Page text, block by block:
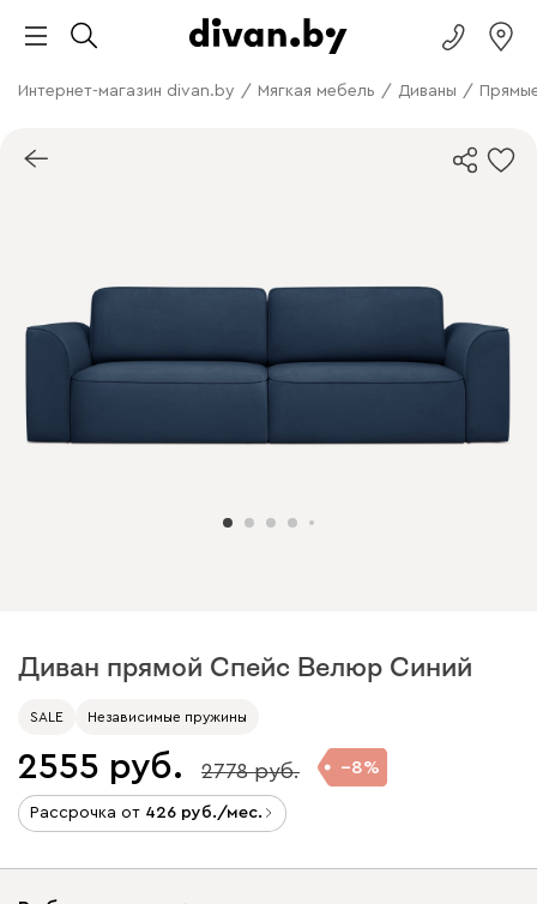
Интернет-магазин divan.by / Мягкая мебель / Диваны /
Диван прямой Спейс Велюр Синий
SALE Независимые пружины
2555 2778 8
Рассрочка от 426 /мес.